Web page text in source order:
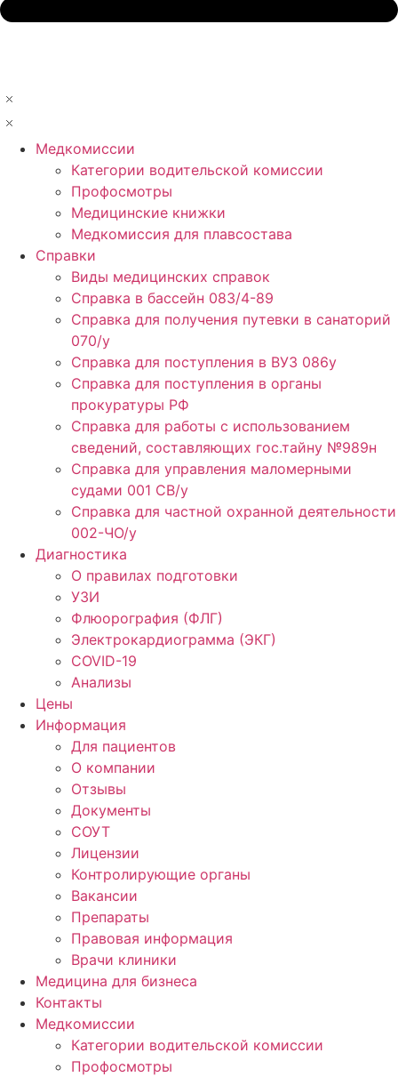
Медкомиссии
Категории водительской комиссии
Профосмотры
Медицинские книжки
Медкомиссия для плавсостава
Справки
Виды медицинских справок
Справка в бассейн 083/4-89
Справка для получения путевки в санаторий
070/у
Справка для поступления в ВУЗ 086у
Справка для поступления в органы
прокуратуры РФ
Справка для работы с использованием
сведений, составляющих гос.тайну №989н
Справка для управления маломерными
судами 001 СВ/у
Справка для частной охранной деятельности
002-ЧО/у
Диагностика
О правилах подготовки
УЗИ
Флюорография (ФЛГ)
Электрокардиограмма (ЭКГ)
COVID-19
Анализы
Цены
Информация
Для пациентов
О компании
Отзывы
Документы
СОУТ
Лицензии
Контролирующие органы
Вакансии
Препараты
Правовая информация
Врачи клиники
Медицина для бизнеса
Контакты
Медкомиссии
Категории водительской комиссии
Профосмотры